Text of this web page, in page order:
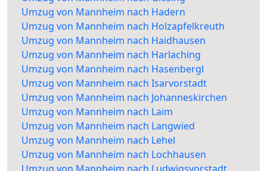
Umzug von Mannheim nach Hadern
Umzug von Mannheim nach Holzapfelkreuth
Umzug von Mannheim nach Haidhausen
Umzug von Mannheim nach Harlaching
Umzug von Mannheim nach Hasenbergl
Umzug von Mannheim nach Isarvorstadt
Umzug von Mannheim nach Johanneskirchen
Umzug von Mannheim nach Laim
Umzug von Mannheim nach Langwied
Umzug von Mannheim nach Lehel
Umzug von Mannheim nach Lochhausen